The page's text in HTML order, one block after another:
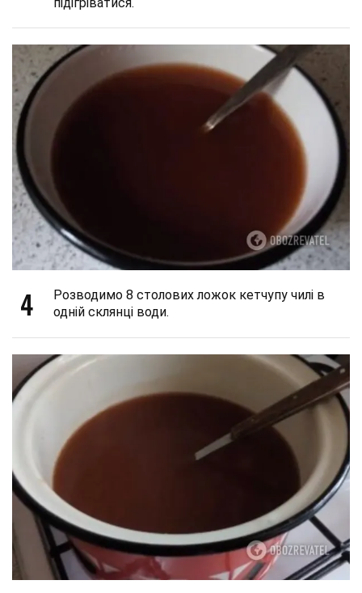
підігріватися.
4
Розводимо 8 столових ложок кетчупу чилі в
одній склянці води.